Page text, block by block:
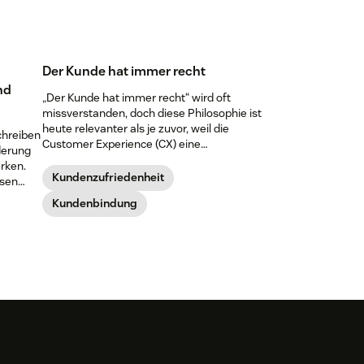
Der Kunde hat immer recht
„Der Kunde hat immer recht“ wird oft
missverstanden, doch diese Philosophie ist
heute relevanter als je zuvor, weil die
Customer Experience (CX) eine
spielt.
Kundenzufriedenheit
Kundenbindung